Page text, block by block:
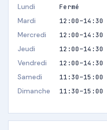
Lundi
Fermé
Mardi
Mercredi
Jeudi
Vendredi
Samedi
Dimanche
11:30–15:00